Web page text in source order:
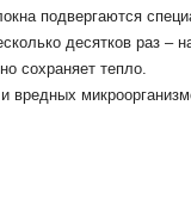
подвергаются
десятков раз –
сохраняет тепло.
вредных